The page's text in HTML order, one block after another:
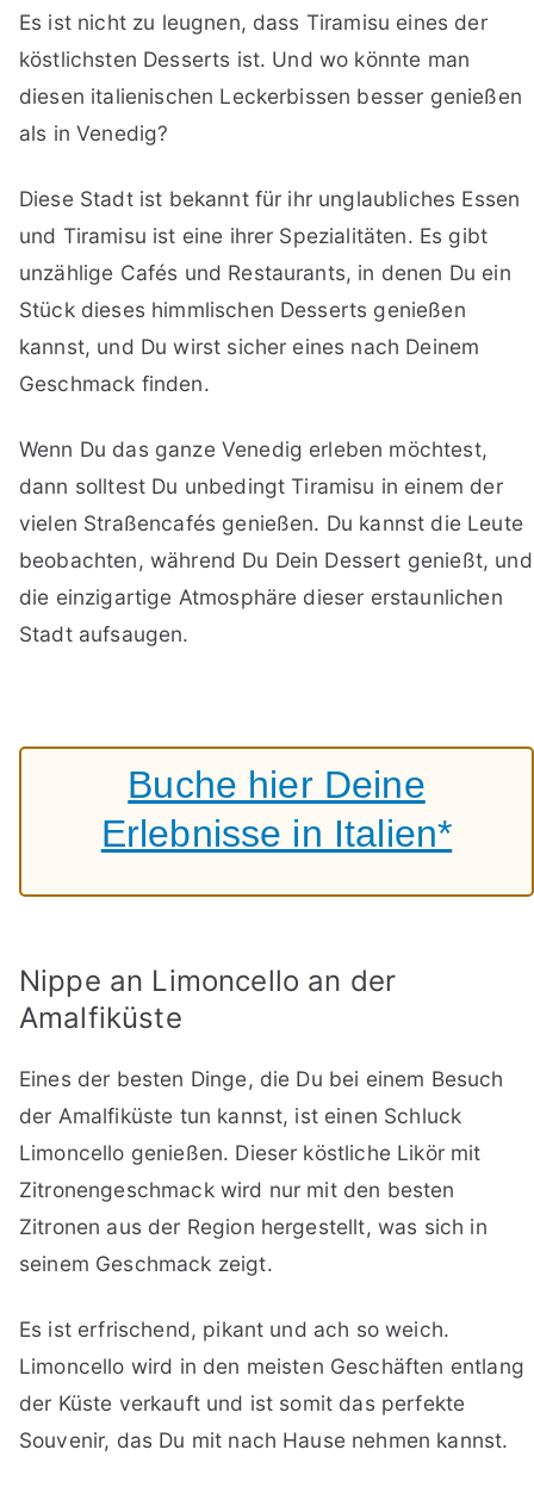
Es ist nicht zu leugnen, dass Tiramisu eines der
köstlichsten Desserts ist. Und wo könnte man
diesen italienischen Leckerbissen besser genießen
als in Venedig?
Diese Stadt ist bekannt für ihr unglaubliches Essen
und Tiramisu ist eine ihrer Spezialitäten. Es gibt
unzählige Cafés und Restaurants, in denen Du ein
Stück dieses himmlischen Desserts genießen
kannst, und Du wirst sicher eines nach Deinem
Geschmack finden.
Wenn Du das ganze Venedig erleben möchtest,
dann solltest Du unbedingt Tiramisu in einem der
vielen Straßencafés genießen. Du kannst die Leute
beobachten, während Du Dein Dessert genießt, und
die einzigartige Atmosphäre dieser erstaunlichen
Stadt aufsaugen.
Buche hier Deine
Erlebnisse in Italien*
Nippe an Limoncello an der
Amalfiküste
Eines der besten Dinge, die Du bei einem Besuch
der Amalfiküste tun kannst, ist einen Schluck
Limoncello genießen. Dieser köstliche Likör mit
Zitronengeschmack wird nur mit den besten
Zitronen aus der Region hergestellt, was sich in
seinem Geschmack zeigt.
Es ist erfrischend, pikant und ach so weich.
Limoncello wird in den meisten Geschäften entlang
der Küste verkauft und ist somit das perfekte
Souvenir, das Du mit nach Hause nehmen kannst.